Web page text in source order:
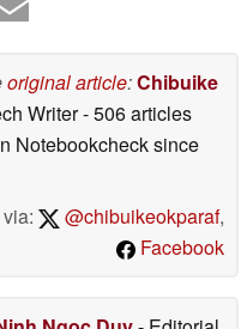
original article:Chibuike
Writer- 506 articles
Notebookchecksince
via:
@chibuikeokparaf,
Facebook